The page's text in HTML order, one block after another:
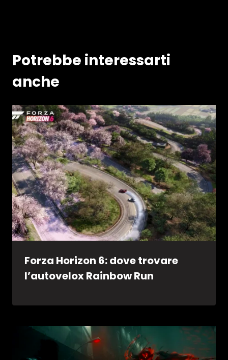
Potrebbe interessarti
anche
Forza Horizon 6: dove trovare
l’autovelox Rainbow Run